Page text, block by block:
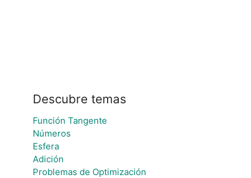
Descubre temas
Función Tangente
Números
Esfera
Adición
Problemas de Optimización